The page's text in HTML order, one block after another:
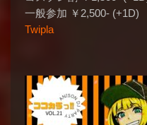
一般参加 ￥2,500- (+1D)
Twipla